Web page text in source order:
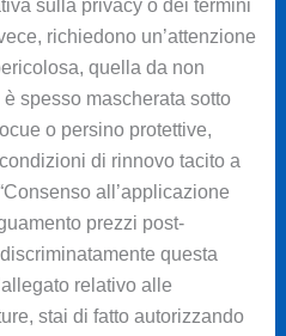
sulla privacy o dei termini
richiedono un’attenzione
quella da non
spesso mascherata sotto
o persino protettive,
di rinnovo tacito a
all’applicazione
prezzi post-
questa
relativo alle
stai di fatto autorizzando